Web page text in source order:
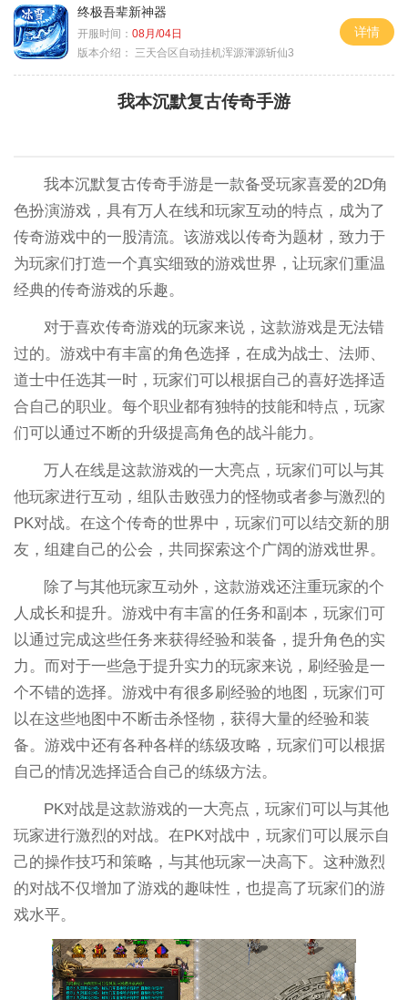
终极吾辈新神器
开服时间： 08月/04日
版本介绍：
三天合区自动挂机浑源渾源斩仙3
详情
我本沉默复古传奇手游
我本沉默复古传奇手游是一款备受玩家喜爱的2D角
色扮演游戏，具有万人在线和玩家互动的特点，成为了
传奇游戏中的一股清流。该游戏以传奇为题材，致力于
为玩家们打造一个真实细致的游戏世界，让玩家们重温
经典的传奇游戏的乐趣。
对于喜欢传奇游戏的玩家来说，这款游戏是无法错
过的。游戏中有丰富的角色选择，在成为战士、法师、
道士中任选其一时，玩家们可以根据自己的喜好选择适
合自己的职业。每个职业都有独特的技能和特点，玩家
们可以通过不断的升级提高角色的战斗能力。
万人在线是这款游戏的一大亮点，玩家们可以与其
他玩家进行互动，组队击败强力的怪物或者参与激烈的
PK对战。在这个传奇的世界中，玩家们可以结交新的朋
友，组建自己的公会，共同探索这个广阔的游戏世界。
除了与其他玩家互动外，这款游戏还注重玩家的个
人成长和提升。游戏中有丰富的任务和副本，玩家们可
以通过完成这些任务来获得经验和装备，提升角色的实
力。而对于一些急于提升实力的玩家来说，刷经验是一
个不错的选择。游戏中有很多刷经验的地图，玩家们可
以在这些地图中不断击杀怪物，获得大量的经验和装
备。游戏中还有各种各样的练级攻略，玩家们可以根据
自己的情况选择适合自己的练级方法。
PK对战是这款游戏的一大亮点，玩家们可以与其他
玩家进行激烈的对战。在PK对战中，玩家们可以展示自
己的操作技巧和策略，与其他玩家一决高下。这种激烈
的对战不仅增加了游戏的趣味性，也提高了玩家们的游
戏水平。